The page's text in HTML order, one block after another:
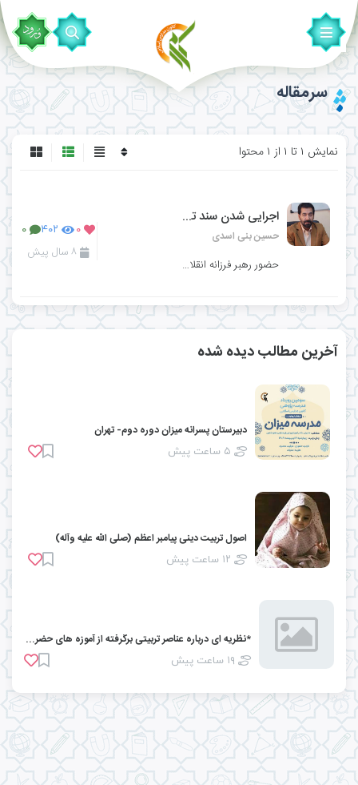
سرمقاله
نمایش ۱ تا ۱ از ۱ محتوا
اجرایی شدن سند تحول بنیادین؛ اقتدار و عزت ملی
حسین بنی اسدی
حضور رهبر فرزانه انقلاب در نهاد اثربخشِ دانشگاه فرهنگیان بیانگر باور و اعتقاد عمیق به راهبردی‌ت
۰ ۴۰۲ ۰
۸ سال پیش
آخرین مطالب دیده شده
دبیرستان پسرانه میزان دوره دوم- تهران
۵ ساعت پیش
اصول تربیت دینی پیامبر اعظم (صلّی الله علیه وآله)
۱۲ ساعت پیش
*نظریه ای درباره عناصر تربیتی برگرفته از آموزه های حضرت امام صادق علیه السلام* ...
۱۹ ساعت پیش